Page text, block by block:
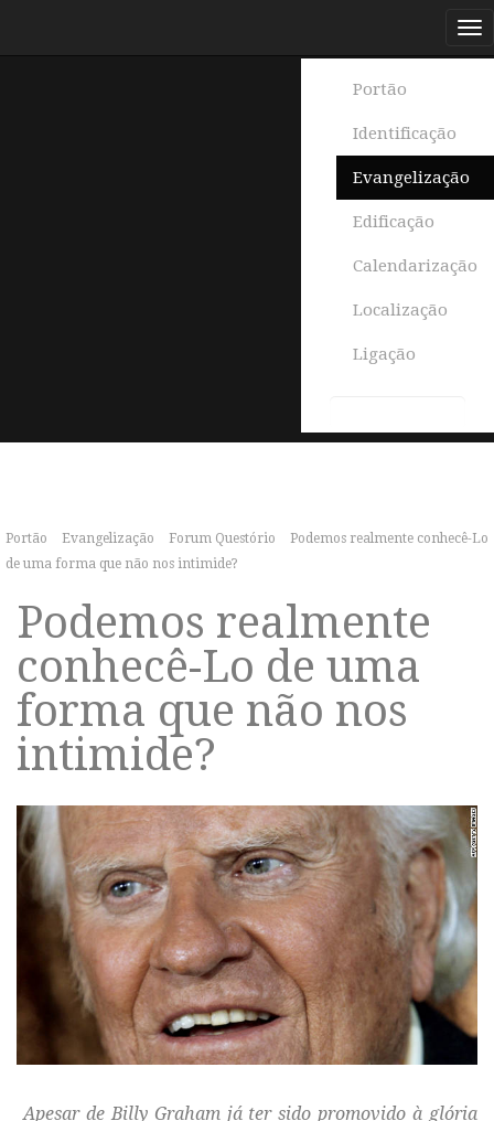
Portão
Identificação
Evangelização
Edificação
Calendarização
Localização
Ligação
Portão Evangelização Forum Questório
Podemos realmente conhecê-Lo
de uma forma que não nos intimide?
Podemos realmente
conhecê-Lo de uma
forma que não nos
intimide?
Apesar de Billy Graham já ter sido promovido à glória